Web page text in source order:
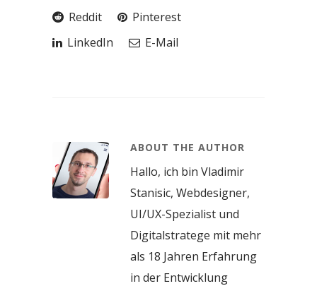
Reddit
Pinterest
LinkedIn
E-Mail
ABOUT THE AUTHOR
Hallo, ich bin Vladimir
Stanisic, Webdesigner,
UI/UX-Spezialist und
Digitalstratege mit mehr
als 18 Jahren Erfahrung
in der Entwicklung